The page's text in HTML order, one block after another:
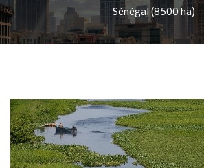
Sénégal (8500 ha)